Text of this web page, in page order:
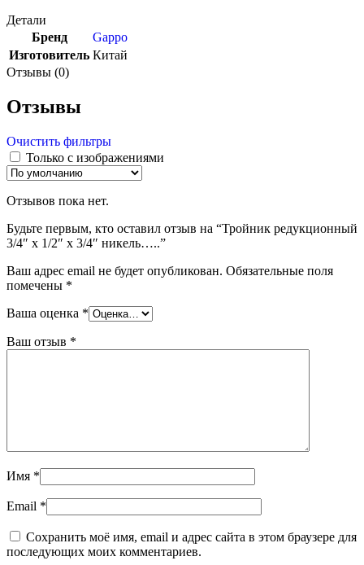
Детали
Бренд
Gappo
Изготовитель Китай
Отзывы (0)
Отзывы
Очистить фильтры
Только с изображениями
Отзывов пока нет.
Будьте первым, кто оставил отзыв на “Тройник редукционный
3/4″ х 1/2″ х 3/4″ никель…..”
Ваш адрес email не будет опубликован. Обязательные поля
помечены *
Ваша оценка *
Ваш отзыв *
Имя *
Email *
Сохранить моё имя, email и адрес сайта в этом браузере для
последующих моих комментариев.